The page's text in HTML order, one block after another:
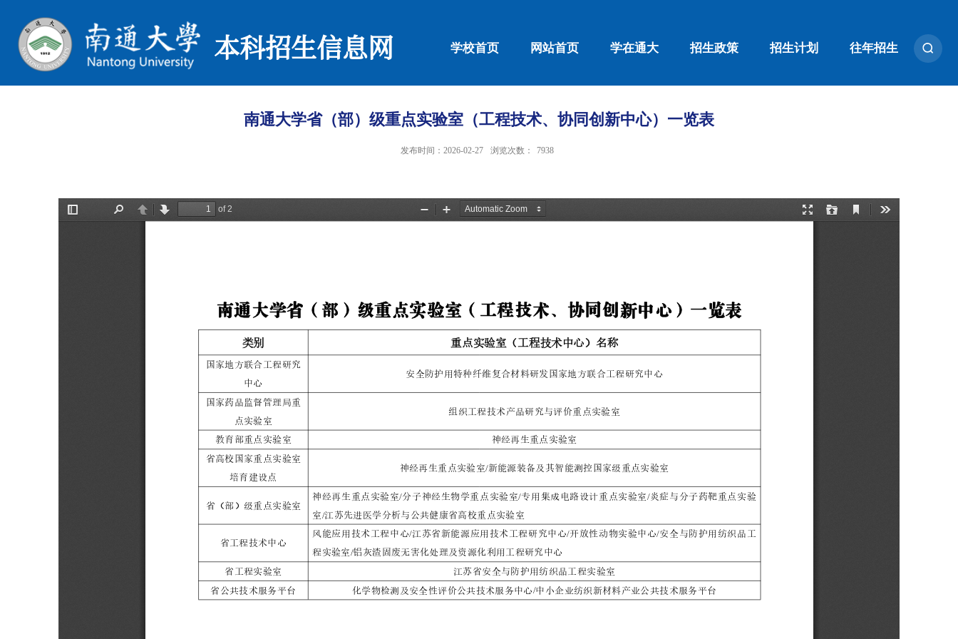
本科招生信息网 学校首页 网站首页 学在通大 招生政策 招生计划 往年招生
南通大学省（部）级重点实验室（工程技术、协同创新中心）一览表
发布时间：2026-02-27 浏览次数： 7938